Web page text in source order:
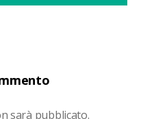
sarà pubblicato.